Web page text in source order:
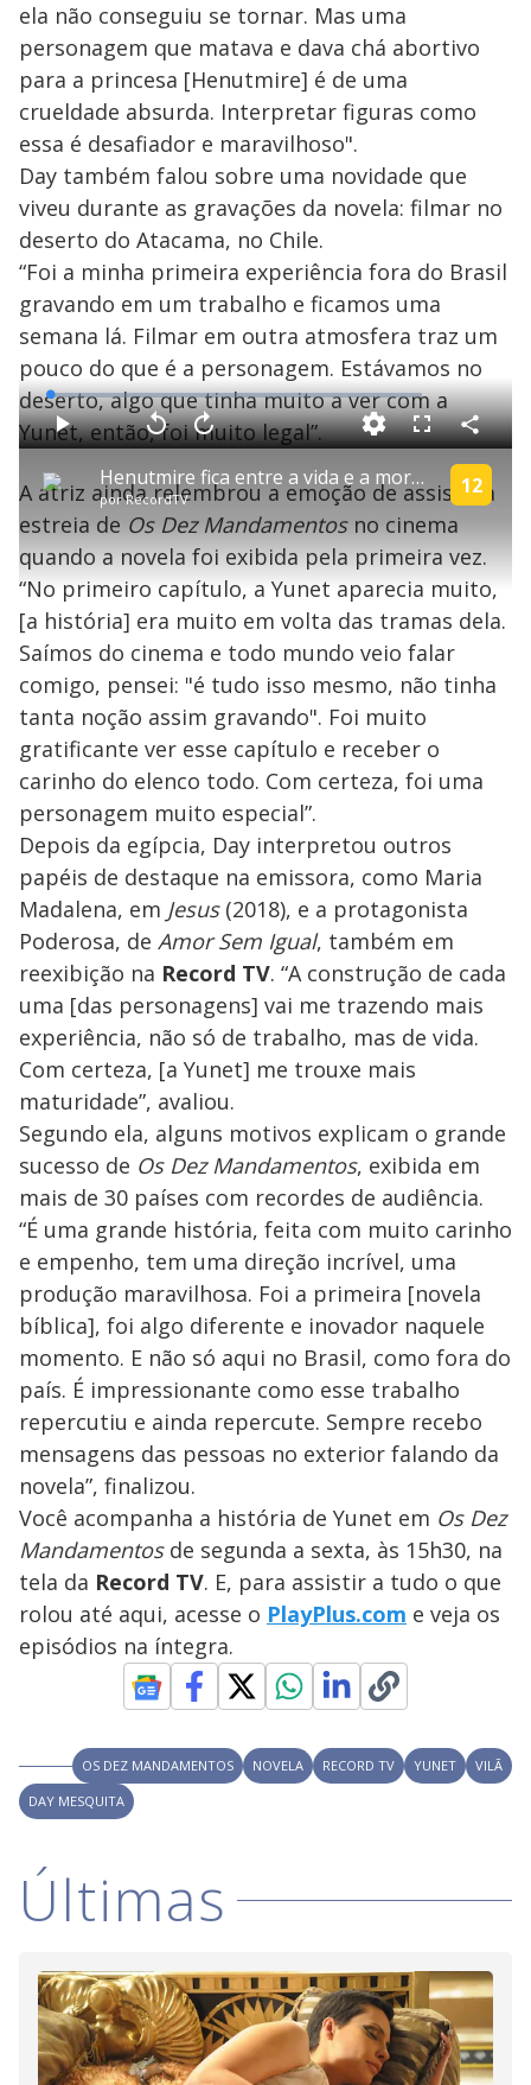
ela não conseguiu se tornar. Mas uma
personagem que matava e dava chá abortivo
para a princesa [Henutmire] é de uma
crueldade absurda. Interpretar figuras como
essa é desafiador e maravilhoso".
Day também falou sobre uma novidade que
viveu durante as gravações da novela: filmar no
deserto do Atacama, no Chile.
“Foi a minha primeira experiência fora do Brasil
gravando em um trabalho e ficamos uma
semana lá. Filmar em outra atmosfera traz um
pouco do que é a personagem. Estávamos no
deserto, algo que tinha muito a ver com a
Yunet, então, foi muito legal”.
P
l
a
y
V
i
d
e
o
Henutmire fica entre a vida e a morte após aborto espontâneo | Os Dez Mandamentos
porRecordTV
12
P V
t
a
r
0
e
g
n
d
s
A
a
n
ç
a
1
s
e
u
n
o
s
M
u
d
o
L
o
a
d
e
:
1
.
0
0
%
F
l
s
c
e
n
C
o
m
p
a
a
A atriz ainda relembrou a emoção de assistir à
estreia de Os Dez Mandamentosno cinema
quando a novela foi exibida pela primeira vez.
“No primeiro capítulo, a Yunet aparecia muito,
[a história] era muito em volta das tramas dela.
Saímos do cinema e todo mundo veio falar
comigo, pensei: "é tudo isso mesmo, não tinha
tanta noção assim gravando". Foi muito
gratificante ver esse capítulo e receber o
carinho do elenco todo. Com certeza, foi uma
personagem muito especial”.
Depois da egípcia, Day interpretou outros
papéis de destaque na emissora, como Maria
Madalena, em Jesus (2018), e a protagonista
Poderosa, de Amor Sem Igual, também em
reexibição na Record TV. “A construção de cada
uma [das personagens] vai me trazendo mais
experiência, não só de trabalho, mas de vida.
Com certeza, [a Yunet] me trouxe mais
maturidade”, avaliou.
Segundo ela, alguns motivos explicam o grande
sucesso de Os Dez Mandamentos, exibida em
mais de 30 países com recordes de audiência.
“É uma grande história, feita com muito carinho
e empenho, tem uma direção incrível, uma
produção maravilhosa. Foi a primeira [novela
bíblica], foi algo diferente e inovador naquele
momento. E não só aqui no Brasil, como fora do
país. É impressionante como esse trabalho
repercutiu e ainda repercute. Sempre recebo
mensagens das pessoas no exterior falando da
novela”, finalizou.
Você acompanha a história de Yunet em Os Dez
Mandamentosde segunda a sexta, às 15h30, na
tela da Record TV. E, para assistir a tudo o que
rolou até aqui, acesse o PlayPlus.com e veja os
episódios na íntegra.
OS DEZ MANDAMENTOS NOVELA RECORD TV YUNET
VILÃ
DAY MESQUITA
Últimas